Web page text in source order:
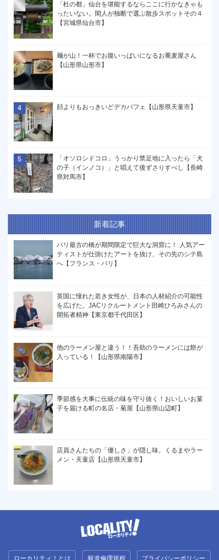
「杜の都」仙台を堪能するならここに行かなきゃも
ったいない。閑人が独断で選ぶ散歩スポットその４
【宮城県仙台市】
麺が山！一杯でお腹いっぱいになるお蕎麦屋さん
【山形県山形市】
顔よりもおっきいどデカパフェ【山形県天童市】
「オソロシドコロ」うっかり禁足地に入ったら「犬
の子（インノコ）」と唱えて後ずさりすべし【長崎
県対馬市】
新着記事
パリ最古の橋が期間限定で巨大な洞窟に！ 人気アー
ティストが仕掛けたアートを抜け、その先のシテ島
へ【フランス・パリ】
英国に憧れた若き女性が、日本の人材紹介の可能性
を広げた。JACリクルートメント田崎ひろみさんの
開拓者精神【東京都千代田区】
他のラーメン屋と違う！！吾助のラーメンには餅が
入っている！【山形県南陽市】
季節感を大事に伝統の味を守り抜く！おいしいお菓
子を届ける町の名店・菊屋【山形県山辺町】
店員さんたちの「優しさ」が隠し味。くるまやラー
メン・天童店【山形県天童市】
ローカリティ！とは 報道倫理規程 プライバシーポリシー